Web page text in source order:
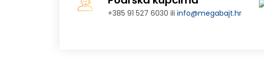
+385 91 527 6030 iliinfo@megabajt.hr